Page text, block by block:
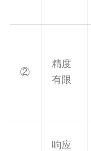
②
精度
有限
响应